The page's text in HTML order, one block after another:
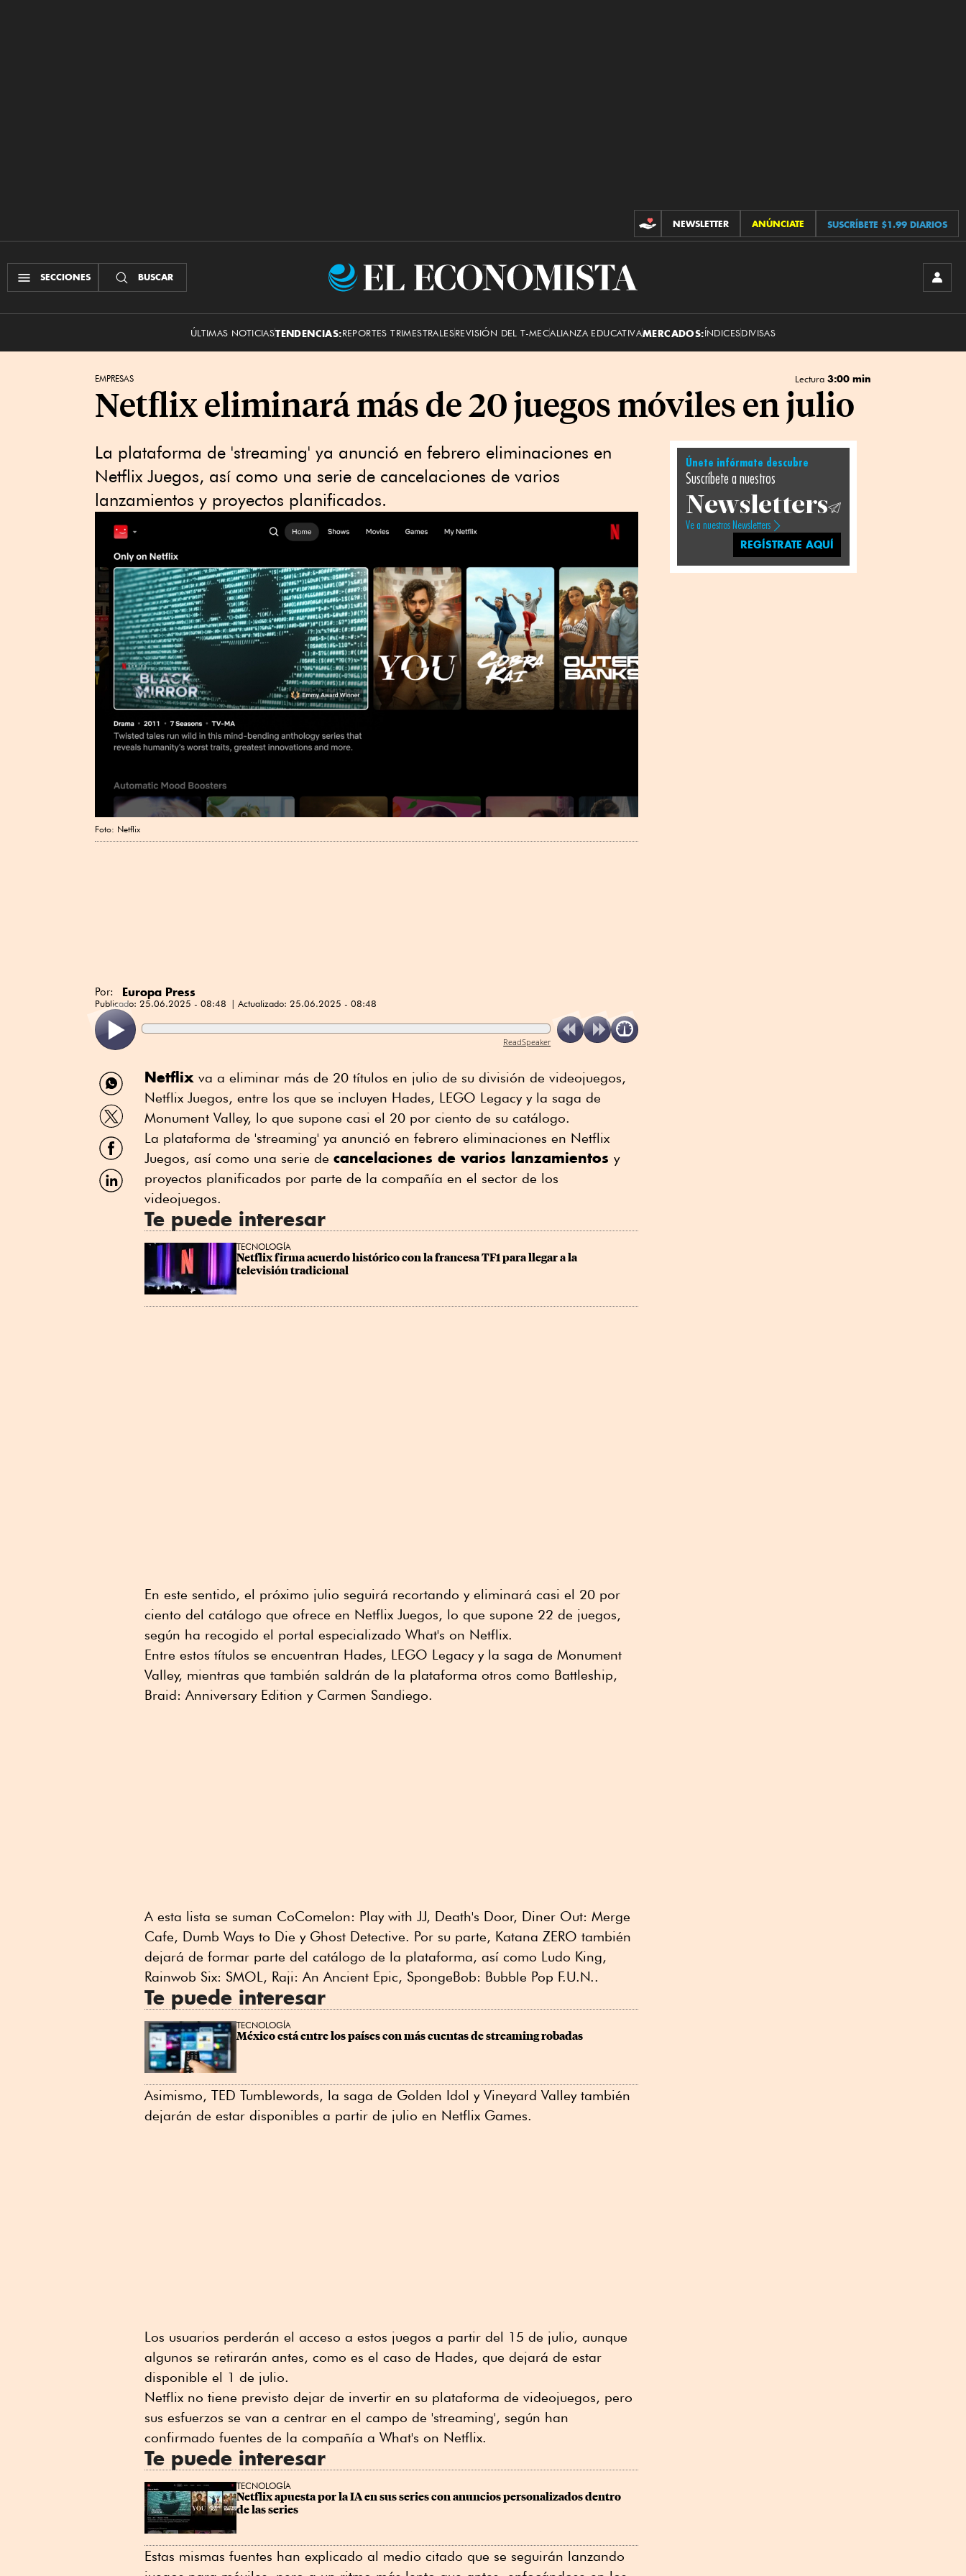
CONTRIBUCIONES
NEWSLETTER ANÚNCIATE SUSCRÍBETE $1.99 DIARIOS
SECCIONES BUSCAR
El
ÚLTIMAS NOTICIASTENDENCIAS:REPORTES TRIMESTRALESREVISIÓN DEL T-MECALIANZA EDUCATIVAMERCADOS:ÍNDICESDIVISAS
EMPRESAS Lectura 3:00 min
Netflix eliminará más de 20 juegos móviles en julio
La plataforma de 'streaming' ya anunció en febrero eliminaciones en
Netflix Juegos, así como una serie de cancelaciones de varios
lanzamientos y proyectos planificados.
Foto: Netflix
Por: Europa Press
Publicado: 25.06.2025 - 08:48 Actualizado: 25.06.2025 - 08:48
ReadSpeaker
Compartir
por
WhatsApp
Compartir
por
Twitter
Compartir
por
Facebook
Compartir
por
Netflix va a eliminar más de 20 títulos en julio de su división de videojuegos,
Netflix Juegos, entre los que se incluyen Hades, LEGO Legacy y la saga de
Monument Valley, lo que supone casi el 20 por ciento de su catálogo.
La plataforma de 'streaming' ya anunció en febrero eliminaciones en Netflix
Juegos, así como una serie de cancelaciones de varios lanzamientos y
proyectos planificados por parte de la compañía en el sector de los
videojuegos.
Te puede interesar
TECNOLOGÍA
Netflix firma acuerdo histórico con la francesa TF1 para llegar a la
televisión tradicional
En este sentido, el próximo julio seguirá recortando y eliminará casi el 20 por
ciento del catálogo que ofrece en Netflix Juegos, lo que supone 22 de juegos,
según ha recogido el portal especializado What's on Netflix.
Entre estos títulos se encuentran Hades, LEGO Legacy y la saga de Monument
Valley, mientras que también saldrán de la plataforma otros como Battleship,
Braid: Anniversary Edition y Carmen Sandiego.
A esta lista se suman CoComelon: Play with JJ, Death's Door, Diner Out: Merge
Cafe, Dumb Ways to Die y Ghost Detective. Por su parte, Katana ZERO también
dejará de formar parte del catálogo de la plataforma, así como Ludo King,
Rainwob Six: SMOL, Raji: An Ancient Epic, SpongeBob: Bubble Pop F.U.N..
Te puede interesar
TECNOLOGÍA
México está entre los países con más cuentas de streaming robadas
Asimismo, TED Tumblewords, la saga de Golden Idol y Vineyard Valley también
dejarán de estar disponibles a partir de julio en Netflix Games.
Los usuarios perderán el acceso a estos juegos a partir del 15 de julio, aunque
algunos se retirarán antes, como es el caso de Hades, que dejará de estar
disponible el 1 de julio.
Netflix no tiene previsto dejar de invertir en su plataforma de videojuegos, pero
sus esfuerzos se van a centrar en el campo de 'streaming', según han
confirmado fuentes de la compañía a What's on Netflix.
Te puede interesar
TECNOLOGÍA
Netflix apuesta por la IA en sus series con anuncios personalizados dentro
de las series
Estas mismas fuentes han explicado al medio citado que se seguirán lanzando
Únete infórmate descubre
Suscríbete a nuestros
Newsletters
Ve a nuestros Newsletters
REGÍSTRATE AQUÍ